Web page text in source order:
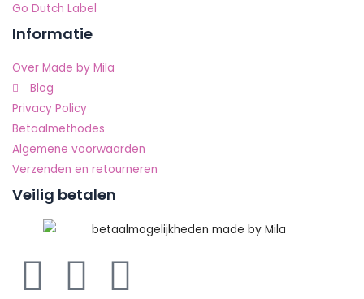
Go Dutch Label
Informatie
Over Made by Mila
Blog
Privacy Policy
Betaalmethodes
Algemene voorwaarden
Verzenden en retourneren
Veilig betalen
F P I